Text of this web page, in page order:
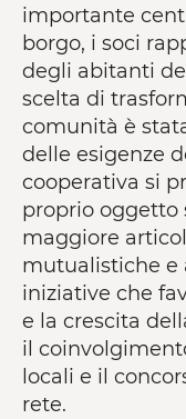
importante
borgo, i soci
degli abitanti
scelta di
comunità è
delle esigenze
cooperativa si
proprio oggetto
maggiore
mutualistiche e
iniziative che
e la crescita
il
locali e il
rete.